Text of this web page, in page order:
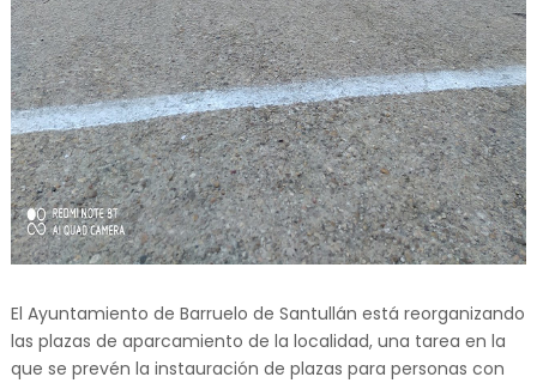
El Ayuntamiento de Barruelo de Santullán está reorganizando
las plazas de aparcamiento de la localidad, una tarea en la
que se prevén la instauración de plazas para personas con